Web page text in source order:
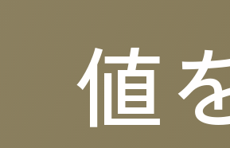
値